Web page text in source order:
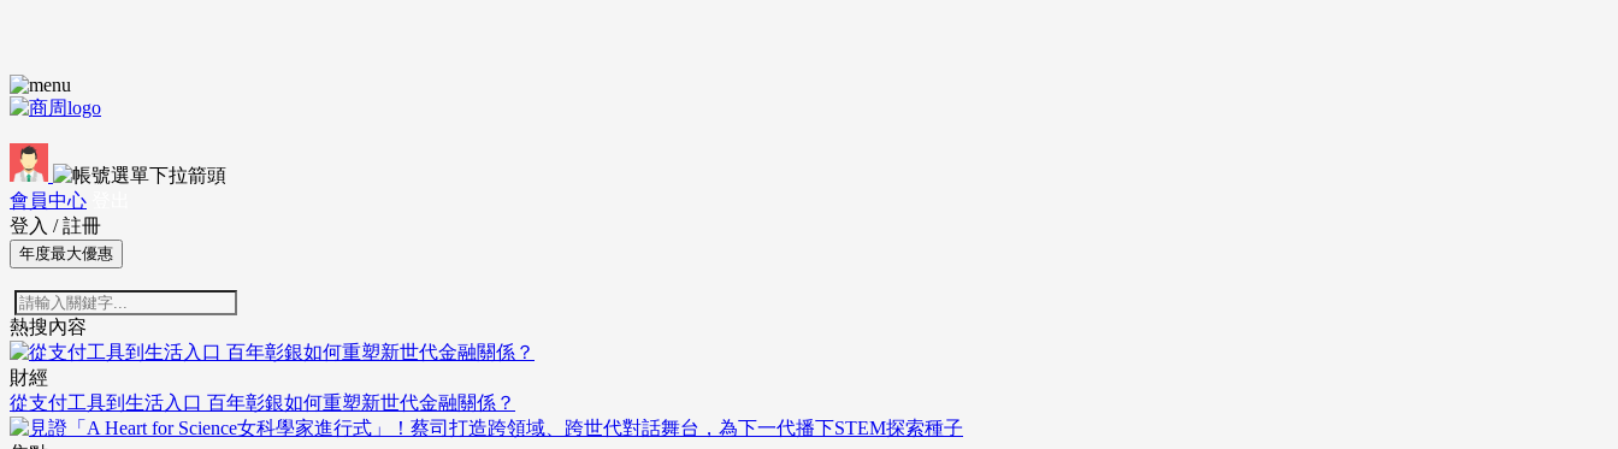
會員中心
登入 / 註冊
年度最大優惠
熱搜內容
財經
從支付工具到生活入口 百年彰銀如何重塑新世代金融關係？